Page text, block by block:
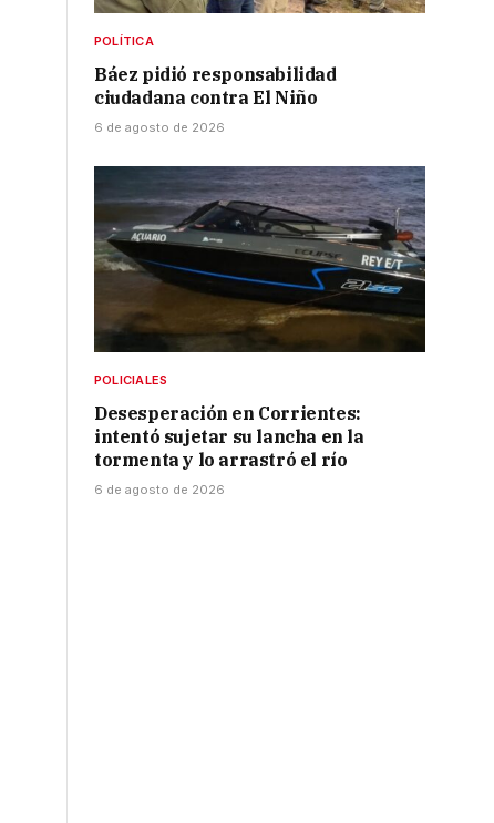
POLÍTICA
Báez pidió responsabilidad
ciudadana contra El Niño
6 de agosto de 2026
POLICIALES
Desesperación en Corrientes:
intentó sujetar su lancha en la
tormenta y lo arrastró el río
6 de agosto de 2026